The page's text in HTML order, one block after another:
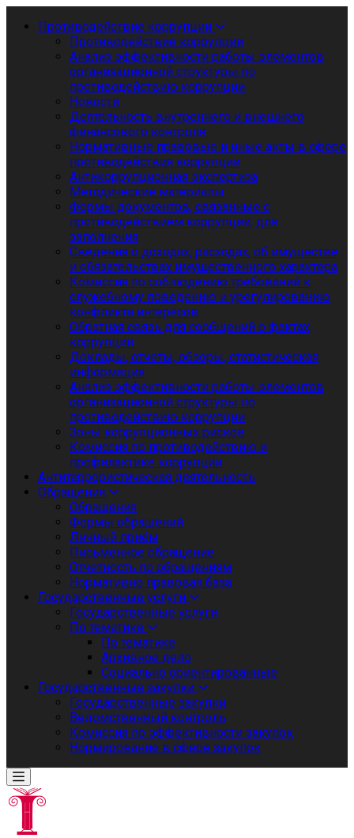
Противодействие коррупции
Противодействие коррупции
Анализ эффективности работы элементов
организационной структуры по
противодействию коррупции
Новости
Деятельность внутреннего и внешнего
финансового контроля
Нормативные правовые и иные акты в сфере
противодействия коррупции
Антикоррупционная экспертиза
Методические материалы
Формы документов, связанные с
противодействием коррупции, для
заполнения
Сведения о доходах, расходах, об имуществе
и обязательствах имущественного характера
Комиссия по соблюдению требований к
служебному поведению и урегулированию
конфликта интересов
Обратная связь для сообщений о фактах
коррупции
Доклады, отчеты, обзоры, статистическая
информация
Анализ эффективности работы элементов
организационной структуры по
противодействию коррупции
Зоны коррупционных рисков
Комиссия по противодействию и
профилактике коррупции
Антитеррористическая деятельность
Обращения
Обращения
Формы обращений
Личный приём
Письменное обращение
Отчетность по обращениям
Нормативно правовая база
Государственные услуги
Государственные услуги
По тематике
По тематике
Архивное дело
Социально ориентированные
Государственные закупки
Государственные закупки
Ведомственный контроль
Комиссия по эффективности закупок
Нормирование в сфере закупок